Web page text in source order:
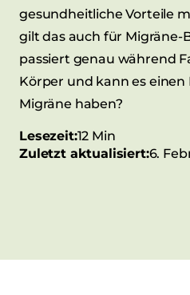
gesundheitliche Vorteile
gilt das auch für Migräne-
passiert genau während
Körper und kann es einen
Migräne haben?
Lesezeit:12 Min
Zuletzt aktualisiert:6.